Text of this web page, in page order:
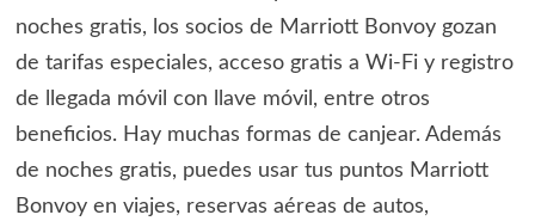
noches gratis, los socios de Marriott Bonvoy gozan
de tarifas especiales, acceso gratis a Wi-Fi y registro
de llegada móvil con llave móvil, entre otros
beneficios. Hay muchas formas de canjear. Además
de noches gratis, puedes usar tus puntos Marriott
Bonvoy en viajes, reservas aéreas de autos,